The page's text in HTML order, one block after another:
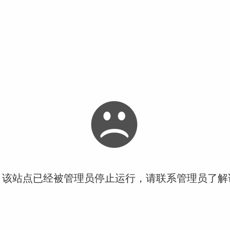
站点已经被管理员停止运行，请联系管理员了